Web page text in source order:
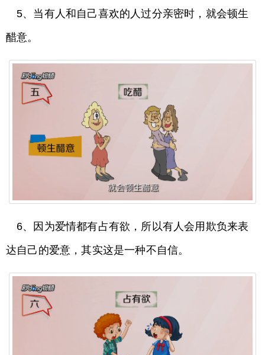
5、当有人和自己喜欢的人过分亲密时，就会顿生
醋意。
6、因为爱情都有占有欲，所以有人会用欺负来表
达自己的爱意，其实这是一种不自信。